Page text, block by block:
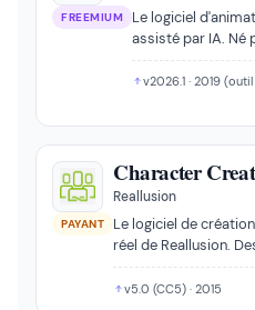
FREEMIUM
Le logiciel
assisté par IA. Né
rend le
AutoPosing et
v2026.1 · 2019
PAYANT
Character
Reallusion
Le logiciel de
réel de Reallusion.
riggés et prêts pour
désormais
v5.0 (CC5) · 2015